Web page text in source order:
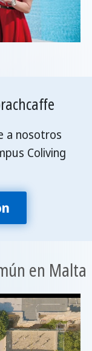
a nosotros
Coliving
en Malta